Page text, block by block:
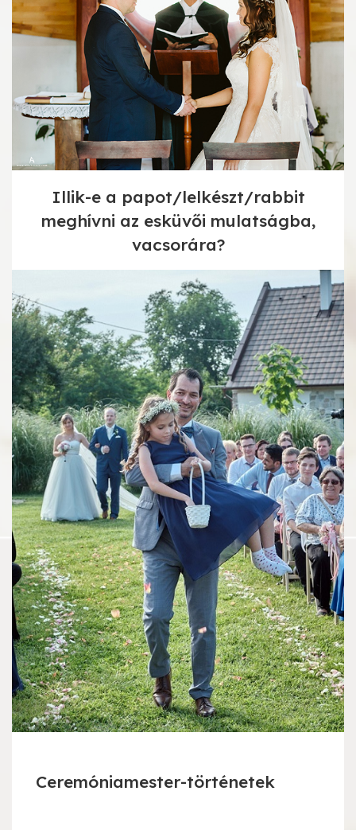
Illik-e a papot/lelkészt/rabbit
meghívni az esküvői mulatságba,
vacsorára?
Ceremóniamester-történetek